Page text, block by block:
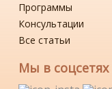
Программы
Консультации
Все статьи
Мы в соцсетях